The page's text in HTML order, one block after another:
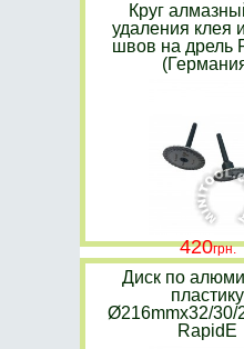
Круг
удаления клея
швов на дрель
420
Диск по
пластику
Ø216mmx32/30/
RapidE